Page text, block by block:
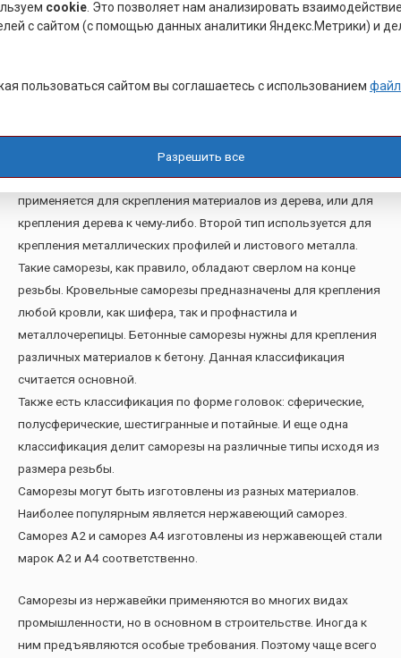
является то, что не нужно предварительно просверливать
альтернативами.
типы в зависимости от материалов, которые они скрепляют.
Таким образом, бывают саморезы для дерева, для металлов,
для кровли, для гипсокартона и для бетона. Первый тип
применяется для скрепления материалов из дерева, или для
крепления дерева к чему-либо. Второй тип используется для
крепления металлических профилей и листового металла.
Такие саморезы, как правило, обладают сверлом на конце
резьбы. Кровельные саморезы предназначены для крепления
любой кровли, как шифера, так и профнастила и
металлочерепицы. Бетонные саморезы нужны для крепления
различных материалов к бетону. Данная классификация
считается основной.
Также есть классификация по форме головок: сферические,
полусферические, шестигранные и потайные. И еще одна
классификация делит саморезы на различные типы исходя из
размера резьбы.
Саморезы могут быть изготовлены из разных материалов.
Наиболее популярным является нержавеющий саморез.
Саморез А2 и саморез А4 изготовлены из нержавеющей стали
марок А2 и А4 соответственно.
Саморезы из нержавейки применяются во многих видах
промышленности, но в основном в строительстве. Иногда к
ним предъявляются особые требования. Поэтому чаще всего
cookie . Это позволяет нам анализировать
с сайтом (с помощью данных аналитики Яндекс.Метрики) и
пользоваться сайтом вы соглашаетесь с использованием
Разрешить все